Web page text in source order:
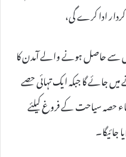
ادا کرے گی،
حاصل ہونے والے آمدن کا
جائے گا جبکہ ایک تہائی حصے
حصہ سیاحت کے فروغ کیلئے
جائیگا۔